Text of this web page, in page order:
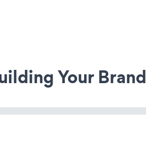
Your Brand